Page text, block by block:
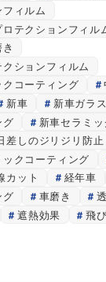
ィルム
テクションフィル
ションフィルム
コーティング
新車
新車ガラ
グ
新車セラミ
差しのジリジリ防止
クコーティング
カット 経年車
グ
車磨き
遮熱効果 飛